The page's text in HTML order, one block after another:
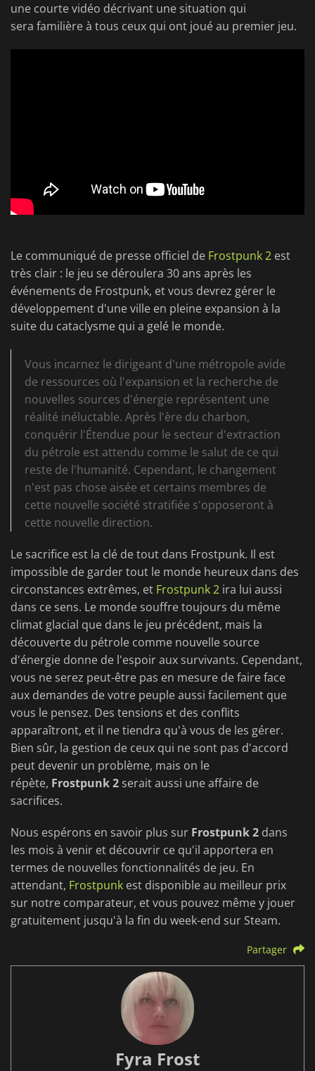
une courte vidéo décrivant une situation qui
sera familière à tous ceux qui ont joué au premier jeu.
Le communiqué de presse officiel de Frostpunk 2 est
très clair : le jeu se déroulera 30 ans après les
événements de Frostpunk, et vous devrez gérer le
développement d'une ville en pleine expansion à la
suite du cataclysme qui a gelé le monde.
Vous incarnez le dirigeant d'une métropole avide
de ressources où l'expansion et la recherche de
nouvelles sources d'énergie représentent une
réalité inéluctable. Après l'ère du charbon,
conquérir l'Étendue pour le secteur d'extraction
du pétrole est attendu comme le salut de ce qui
reste de l'humanité. Cependant, le changement
n'est pas chose aisée et certains membres de
cette nouvelle société stratifiée s'opposeront à
cette nouvelle direction.
Le sacrifice est la clé de tout dans Frostpunk. Il est
impossible de garder tout le monde heureux dans des
circonstances extrêmes, et Frostpunk 2 ira lui aussi
dans ce sens. Le monde souffre toujours du même
climat glacial que dans le jeu précédent, mais la
découverte du pétrole comme nouvelle source
d'énergie donne de l'espoir aux survivants. Cependant,
vous ne serez peut-être pas en mesure de faire face
aux demandes de votre peuple aussi facilement que
vous le pensez. Des tensions et des conflits
apparaîtront, et il ne tiendra qu'à vous de les gérer.
Bien sûr, la gestion de ceux qui ne sont pas d'accord
peut devenir un problème, mais on le
répète, Frostpunk 2 serait aussi une affaire de
sacrifices.
Nous espérons en savoir plus sur Frostpunk 2 dans
les mois à venir et découvrir ce qu'il apportera en
termes de nouvelles fonctionnalités de jeu. En
attendant, Frostpunk est disponible au meilleur prix
sur notre comparateur, et vous pouvez même y jouer
gratuitement jusqu'à la fin du week-end sur Steam.
Partager
Fyra Frost